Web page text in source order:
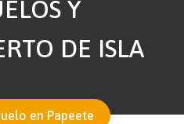
Y
DE ISLA
en Papeete